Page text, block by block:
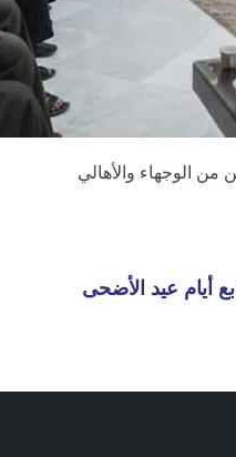
أيام عيد الأضحى